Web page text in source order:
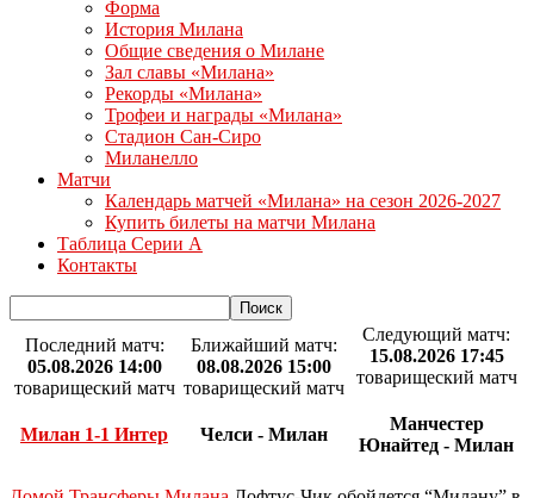
Форма
История Милана
Общие сведения о Милане
Зал славы «Милана»
Рекорды «Милана»
Трофеи и награды «Милана»
Стадион Сан-Сиро
Миланелло
Матчи
Календарь матчей «Милана» на сезон 2026-2027
Купить билеты на матчи Милана
Таблица Серии А
Контакты
Последний матч:
05.08.2026 14:00
товарищеский матч
Милан 1-1 Интер
Ближайший матч:
08.08.2026 15:00
товарищеский матч
Челси - Милан
Следующий матч:
15.08.2026 17:45
товарищеский матч
Манчестер
Юнайтед - Милан